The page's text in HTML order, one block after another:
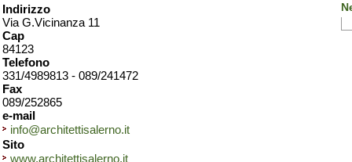
Indirizzo
Via G.Vicinanza 11
Cap
84123
Telefono
331/4989813 - 089/241472
Fax
089/252865
e-mail
info@architettisalerno.it
Sito
www.architettisalerno.it